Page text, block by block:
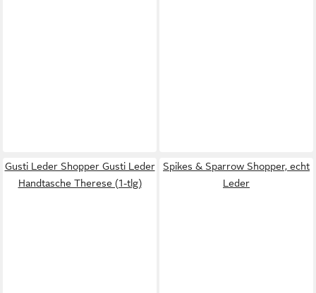
Gusti Leder Shopper Gusti Leder
Handtasche Therese (1-tlg)
Spikes & Sparrow Shopper, echt
Leder